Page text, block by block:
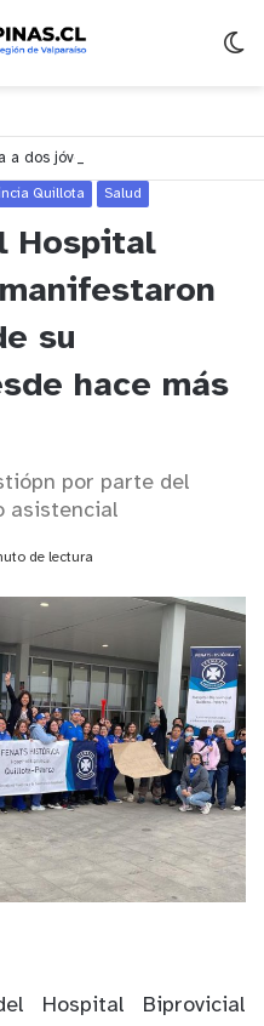
Quillota Salud
Hospital
su
hace más
por parte del
asistencial
de lectura
Hospital Biprovicial